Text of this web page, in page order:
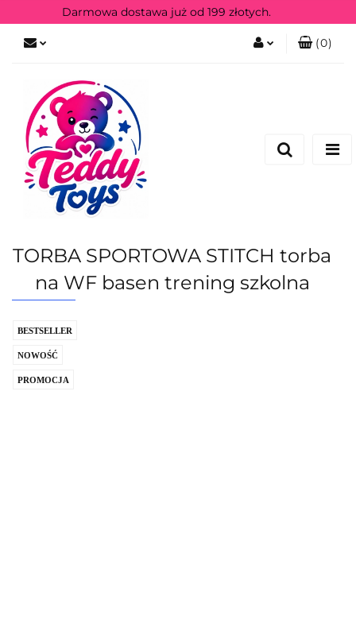
Darmowa dostawa już od 199 złotych.
(0)
TORBA SPORTOWA STITCH torba
na WF basen trening szkolna
BESTSELLER
NOWOŚĆ
PROMOCJA